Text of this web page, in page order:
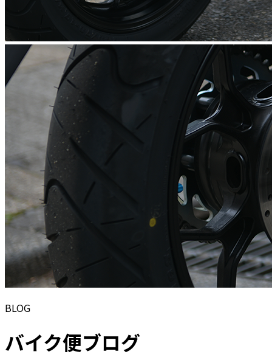
BLOG
バイク便ブログ